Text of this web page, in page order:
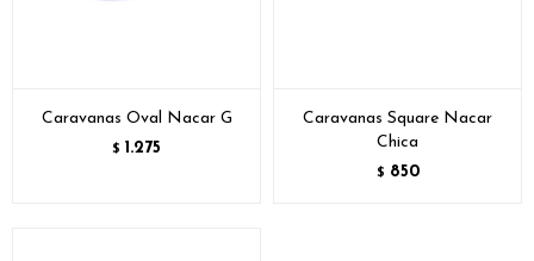
Caravanas Oval Nacar G
$ 1.275
Caravanas Square Nacar
Chica
$ 850